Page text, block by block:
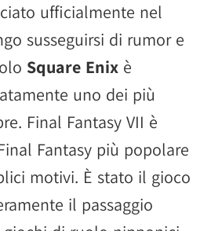
ufficialmente nel
susseguirsi di rumor e
Square Enix è
uno dei più
Final Fantasy VII è
Fantasy più popolare
motivi. È stato il gioco
il passaggio